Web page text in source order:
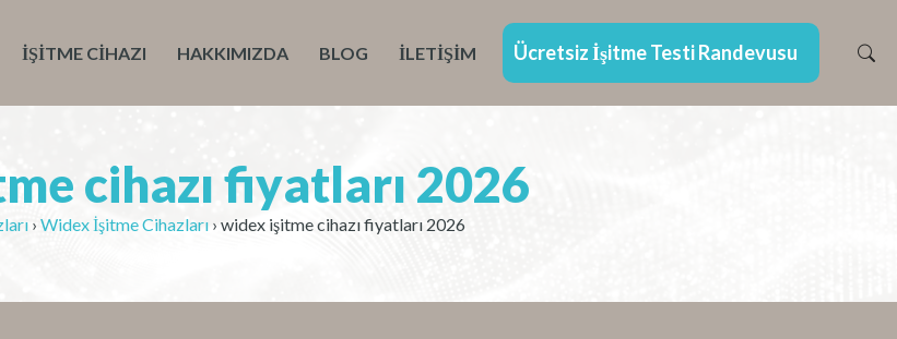
İŞITME CIHAZI HAKKIMIZDA BLOG İLETIŞIM Ücretsiz İşitme Testi Randevusu
cihazı fiyatları 2026
› Widex İşitme Cihazları › widex işitme cihazı fiyatları 2026